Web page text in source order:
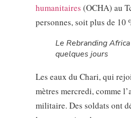
humanitaires (OCHA) au
personnes, soit plus de 10
Le Rebranding
quelques jours
Les eaux du Chari, qui
mètres mercredi, comme
militaire. Des soldats ont